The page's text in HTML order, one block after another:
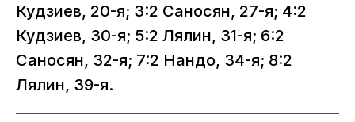
Кудзиев, 20-я; 3:2 Саносян, 27-я; 4:2
Кудзиев, 30-я; 5:2 Лялин, 31-я; 6:2
Саносян, 32-я; 7:2 Нандо, 34-я; 8:2
Лялин, 39-я.